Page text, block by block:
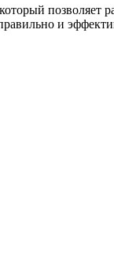
позволяет
и